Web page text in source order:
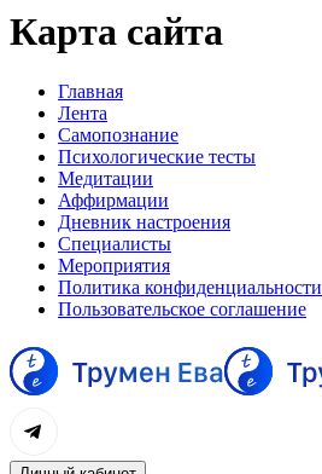
Карта сайта
Главная
Лента
Самопознание
Психологические тесты
Медитации
Аффирмации
Дневник настроения
Специалисты
Мероприятия
Политика конфиденциальности
Пользовательское соглашение